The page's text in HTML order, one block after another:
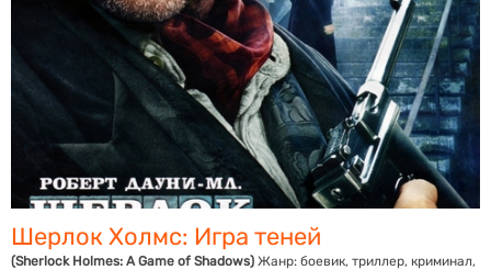
Шерлок Холмс: Игра теней
(Sherlock Holmes: A Game of Shadows) Жанр: боевик, триллер, криминал,